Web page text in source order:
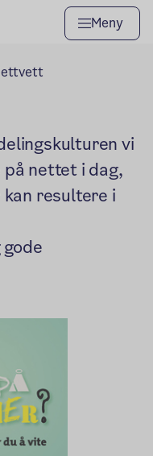
Meny
vi
nettet i dag,
resultere i